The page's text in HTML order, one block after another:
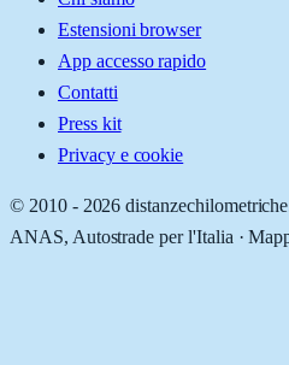
Estensioni browser
App accesso rapido
Contatti
Press kit
Privacy e cookie
© 2010 - 2026
ANAS, Autostrade per l'Italia ·